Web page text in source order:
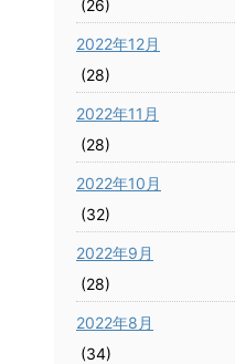
(26)
2022年12月
(28)
2022年11月
(28)
2022年10月
(32)
2022年9月
(28)
2022年8月
(34)